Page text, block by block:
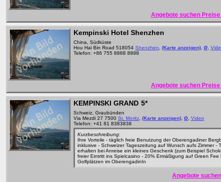
Angebote suchen
Kempinski Hotel Shenzhen
China, Südküste
Hou Hai Bin Road 518054 Shenzhen (Karte anzeigen) Ø
Telefon: +86 755 8888 8888
Angebote suchen
KEMPINSKI GRAND 5*
Schweiz, Graubünden
Via Mezdi 27 7500 St. Moritz (Karte anzeigen) Ø Video
Telefon: +41 81 8383838
Kurzbeschreibung:
Ihre Vorteile - täglich freie Benutzung der Oberengadiner
inklusive - Schweizer Tageszeitung auf Wunsch aufs Zimmer -
erhalten bei Anreise ein kleines Geschenk (zum Beispiel
freier Eintritt ins Spielcasino - 20% Ermäßigung auf Green Fee
Golfplätzen im OberengadinIn
Angebote